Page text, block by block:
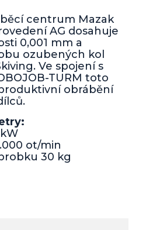
centrum Mazak
AG dosahuje
0,001 mm a
ozubených kol
Ve spojení s
TURM toto
obrábění
ot/min
30 kg